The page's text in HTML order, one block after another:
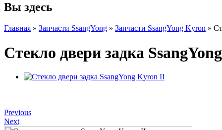
Вы здесь
Главная » Запчасти SsangYong » Запчасти SsangYong Kyron »
Стекло двери задка
Previous
Next